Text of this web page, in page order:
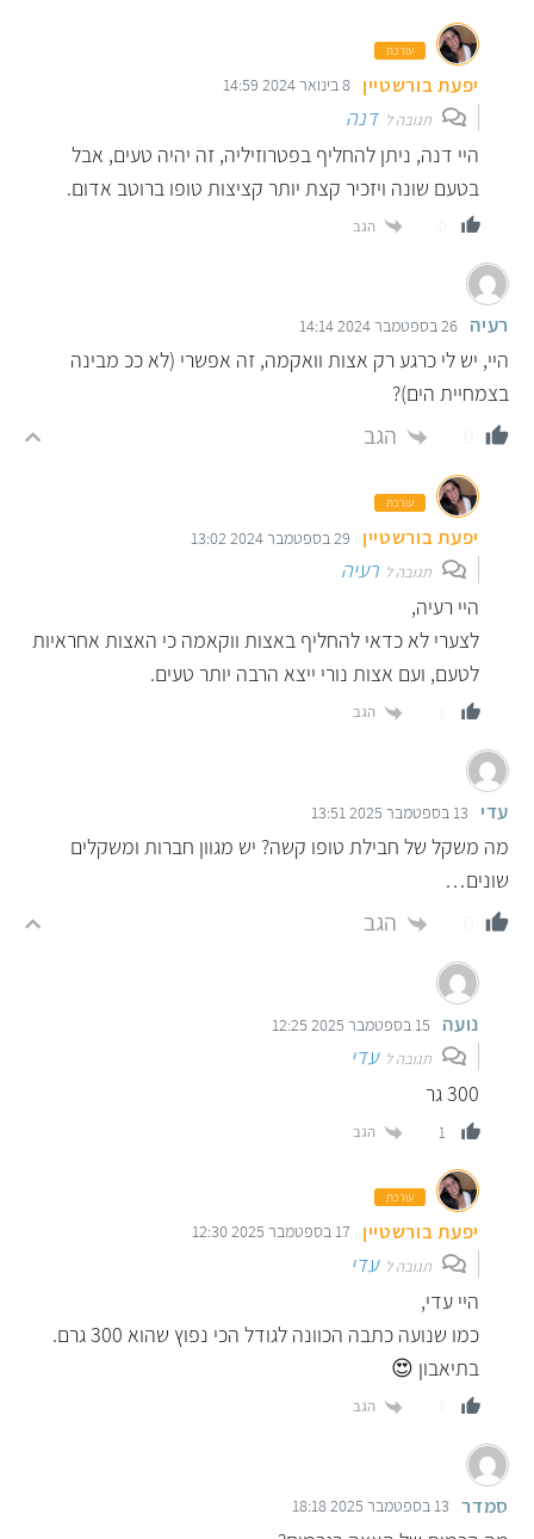
עורכת
יפעת בורשטיין 8 בינואר 2024 14:59
תגובה לדנה
היי דנה, ניתן להחליף בפטרוזיליה, זה יהיה טעים, אבל
בטעם שונה ויזכיר קצת יותר קציצות טופו ברוטב אדום.
הגב
רעיה 26 בספטמבר 2024 14:14
היי, יש לי כרגע רק אצות וואקמה, זה אפשרי (לא ככ מבינה
בצמחיית הים)?
הגב
עורכת
יפעת בורשטיין 29 בספטמבר 2024 13:02
תגובה לרעיה
היי רעיה,
לצערי לא כדאי להחליף באצות ווקאמה כי האצות אחראיות
לטעם, ועם אצות נורי ייצא הרבה יותר טעים.
הגב
עדי 13 בספטמבר 2025 13:51
מה משקל של חבילת טופו קשה? יש מגוון חברות ומשקלים
שונים…
הגב
נועה 15 בספטמבר 2025 12:25
תגובה לעדי
300 גר
1 הגב
עורכת
יפעת בורשטיין 17 בספטמבר 2025 12:30
תגובה לעדי
היי עדי,
כמו שנועה כתבה הכוונה לגודל הכי נפוץ שהוא 300 גרם.
בתיאבון 😍
הגב
סמדר 13 בספטמבר 2025 18:18